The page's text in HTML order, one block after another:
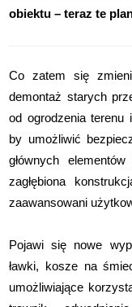
obiektu – teraz te
Co zatem się
demontaż starych
od ogrodzenia terenu
by umożliwić
głównych
zagłębiona
zaawansowani
Pojawi się nowe
ławki, kosze na
umożliwiające